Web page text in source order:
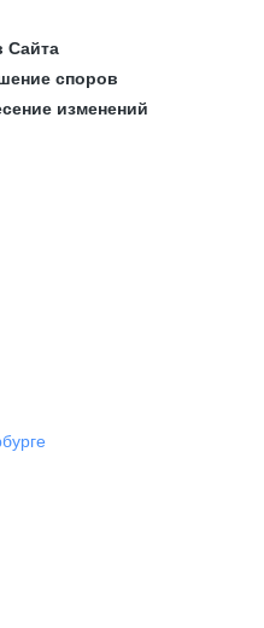
Сайта
споров
изменений